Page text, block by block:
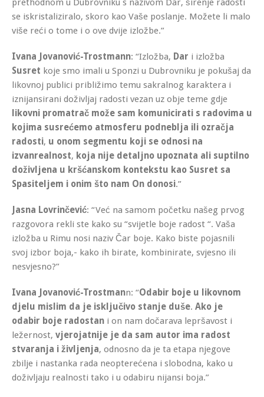
se iskristaliziralo, skoro kao Vaše poslanje. Možete li malo
više reći o tome i o ove dvije izložbe.”
Ivana Jovanović-Trostmann: “Izložba, Dar i izložba
Susret koje smo imali u Sponzi u Dubrovniku je pokušaj da
likovnoj publici približimo temu sakralnog karaktera i
iznijansirani doživljaj radosti vezan uz obje teme gdje
likovni promatrač može sam komunicirati s radovima u
kojima susrećemo atmosferu podneblja ili ozračja
radosti, u onom segmentu koji se odnosi na
izvanrealnost, koja nije detaljno upoznata ali suptilno
doživljena u kršćanskom kontekstu kao Susret sa
Spasiteljem i onim što nam On donosi.”
Jasna Lovrinčević: “Već na samom početku našeg prvog
razgovora rekli ste kako su “svijetle boje radost “. Vaša
izložba u Rimu nosi naziv Čar boje. Kako biste pojasnili
svoj izbor boja,- kako ih birate, kombinirate, svjesno ili
nesvjesno?”
Ivana Jovanović-Trostmann: “Odabir boje u likovnom
djelu mislim da je isključivo stanje duše. Ako je
odabir boje radostan i on nam dočarava lepršavost i
ležernost, vjerojatnije je da sam autor ima radost
stvaranja i življenja, odnosno da je ta etapa njegove
zbilje i nastanka rada neopterećena i slobodna, kako u
doživljaju realnosti tako i u odabiru nijansi boja.”